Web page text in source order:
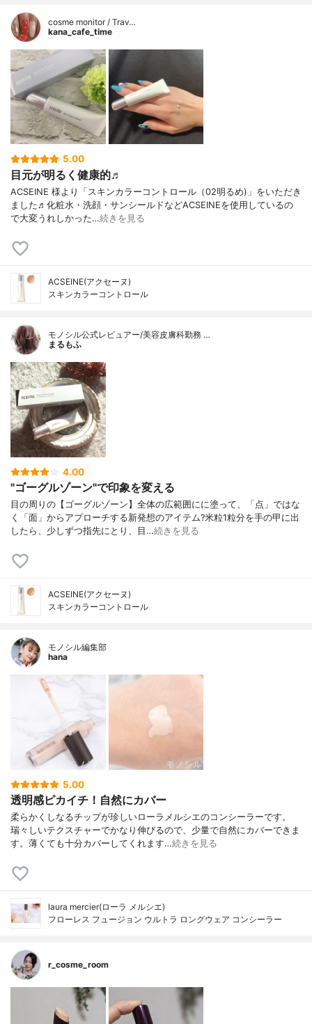
cosme monitor / Trav…
kana_cafe_time
5.00
目元が明るく健康的♬
ACSEINE 様より「スキンカラーコントロール（02明るめ)」をいただき
ました♬化粧水・洗顔・サンシールドなどACSEINEを使用しているの
で大変うれしかった…続きを見る
ACSEINE(アクセーヌ)
スキンカラーコントロール
モノシル公式レビュアー/美容皮膚科勤務 …
まるもふ
4.00
"ゴーグルゾーン"で印象を変える
目の周りの【ゴーグルゾーン】全体の広範囲にに塗って、「点」ではな
く「面」からアプローチする新発想のアイテム?米粒1粒分を手の甲に出
したら、少しずつ指先にとり、目…続きを見る
ACSEINE(アクセーヌ)
スキンカラーコントロール
モノシル編集部
hana
5.00
透明感ピカイチ！自然にカバー
柔らかくしなるチップが珍しいローラメルシエのコンシーラーです。
瑞々しいテクスチャーでかなり伸びるので、少量で自然にカバーできま
す。薄くても十分カバーしてくれます…続きを見る
laura mercier(ローラ メルシエ)
フローレス フュージョン ウルトラ ロングウェア コンシーラー
r_cosme_room